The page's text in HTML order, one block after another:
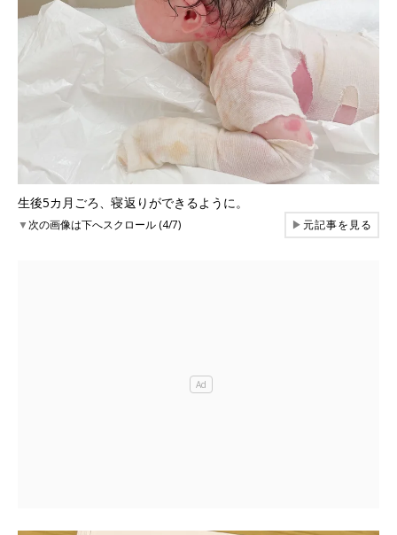
生後5カ月ごろ、寝返りができるように。
▼次の画像は下へスクロール (4/7) ▶元記事を見る